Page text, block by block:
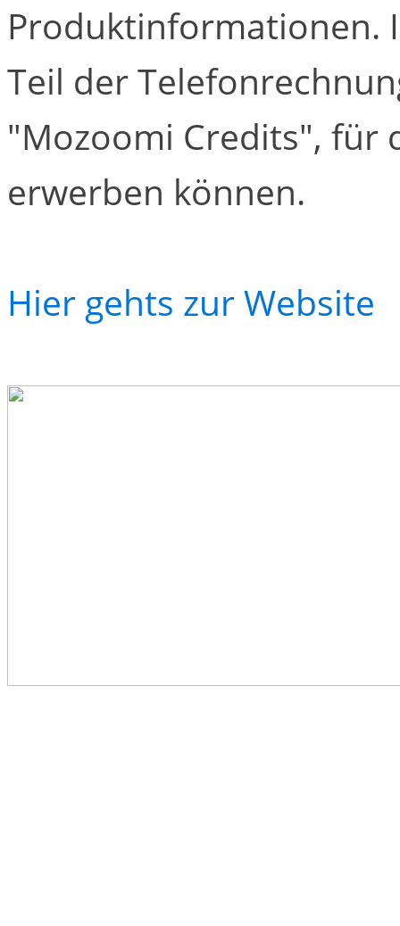
Produktinformationen.
Teil der
"Mozoomi Credits", für
erwerben können.
Hier gehts zur Website